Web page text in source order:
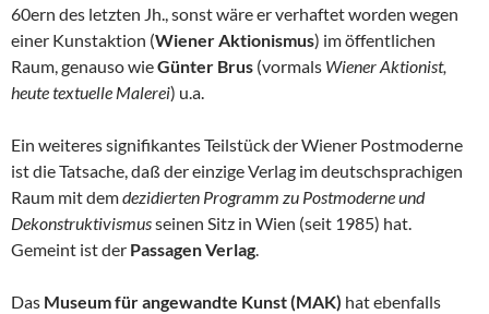
60ern des letzten Jh., sonst wäre er verhaftet worden wegen
einer Kunstaktion (Wiener Aktionismus) im öffentlichen
Raum, genauso wieGünter Brus (vormals Wiener Aktionist,
heute textuelle Malerei) u.a.
Ein weiteres signifikantes Teilstück der Wiener Postmoderne
ist die Tatsache, daß der einzige Verlag im deutschsprachigen
Raum mit demdezidierten Programm zu Postmoderne und
Dekonstruktivismusseinen Sitz in Wien (seit 1985) hat.
Gemeint ist der Passagen Verlag.
Das Museum für angewandte Kunst (MAK) hat ebenfalls